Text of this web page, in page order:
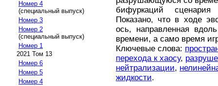
Номер 4
(специальный выпуск)
Номер 3
Номер 2
(специальный выпуск)
Номер 1
2021 Том 13
Номер 6
Номер 5
Номер 4
бифуркаций
Показано, что в ходе
ось, направленная
времени, а само время
Ключевые слова:
перехода к хаосу,
нейтрализации,
жидкости.